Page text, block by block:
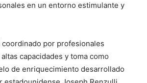
en un entorno estimulante y
por profesionales
capacidades y toma como
de enriquecimiento desarrollado